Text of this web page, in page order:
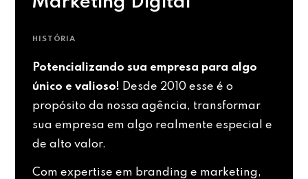
HISTÓRIA
Potencializando sua empresa para algo
único e valioso! Desde 2010 esse é o
propósito da nossa agência, transformar
sua empresa em algo realmente especial e
de alto valor.
Com expertise em branding e marketing,